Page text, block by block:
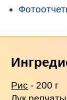
Рис - 200 г